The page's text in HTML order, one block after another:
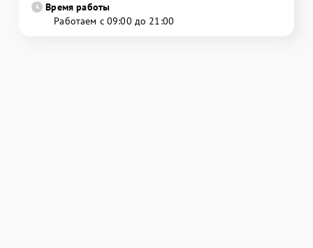
Время работы
Работаем с 09:00 до 21:00